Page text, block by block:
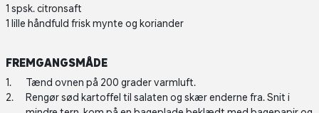
1 spsk. citronsaft
1 lille håndfuld frisk mynte og koriander
FREMGANGSMÅDE
Tænd ovnen på 200 grader varmluft.
Rengør sød kartoffel til salaten og skær enderne fra. Snit i